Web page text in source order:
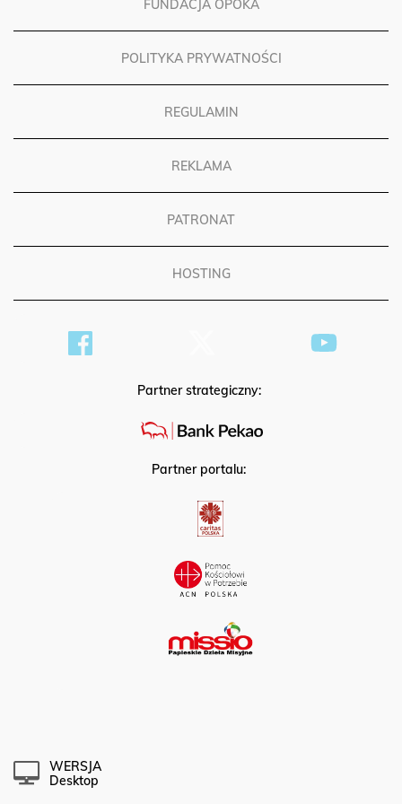
FUNDACJA OPOKA
POLITYKA PRYWATNOŚCI
REGULAMIN
REKLAMA
PATRONAT
HOSTING
Partner strategiczny:
Partner portalu:
WERSJA
Desktop